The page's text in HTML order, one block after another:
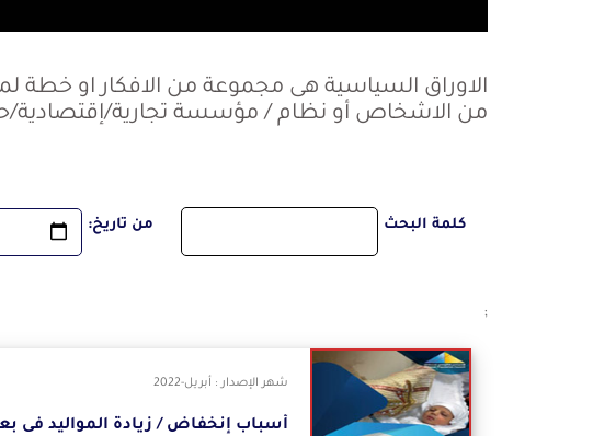
الاوراق السياسية هى مجموعة من الافكار او خطة
من الاشخاص أو نظام / مؤسسة تجارية/إقتصادية/
كلمة البحث من تاريخ:
;
شهر الإصدار : أبريل-2022
أسباب إنخفاض / زيادة المواليد فى